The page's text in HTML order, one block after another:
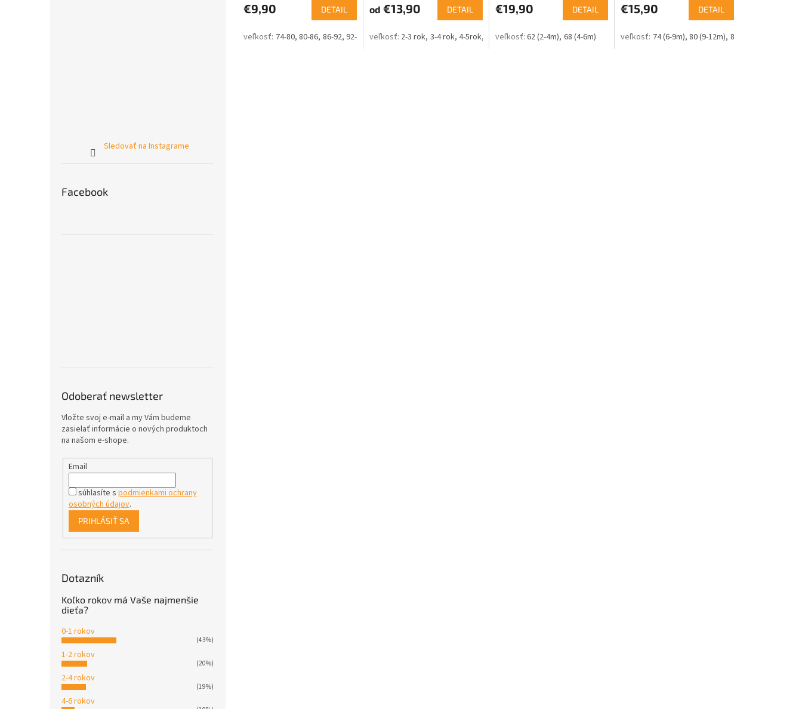
Sledovať na Instagrame
Facebook
Odoberať newsletter
Vložte svoj e-mail a my Vám budeme
zasielať informácie o nových produktoch
na našom e-shope.
Email
súhlasíte s podmienkami ochrany
osobných údajov.
PRIHLÁSIŤ SA
Dotazník
Koľko rokov má Vaše najmenšie
dieťa?
0-1 rokov
(43%)
1-2 rokov
(20%)
2-4 rokov
(19%)
4-6 rokov
€9,90 DETAIL
74-80 80-86 86-92 92-98
od €13,90 DETAIL
2-3 rok 3-4 rok 4-5rok 5-6 rok
€19,90 DETAIL
62 (2-4m) 68 (4-6m)
€15,90 DETAIL
74 (6-9m) 80 (9-12m) 86 (12-18m)